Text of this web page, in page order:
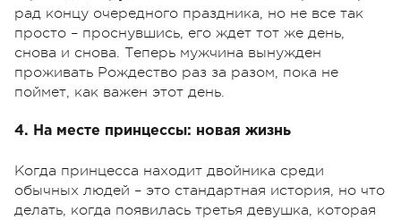
рад концу очередного праздника, но не все так
просто – проснувшись, его ждет тот же день,
снова и снова. Теперь мужчина вынужден
проживать Рождество раз за разом, пока не
поймет, как важен этот день.
4. На месте принцессы: новая жизнь
Когда принцесса находит двойника среди
обычных людей – это стандартная история, но что
делать, когда появилась третья девушка, которая